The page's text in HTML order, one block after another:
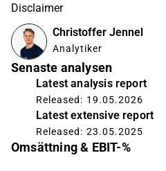
Disclaimer
Christoffer Jennel
Analytiker
Senaste analysen
Latest analysis report
Released: 19.05.2026
Latest extensive report
Released: 23.05.2025
Omsättning & EBIT-%